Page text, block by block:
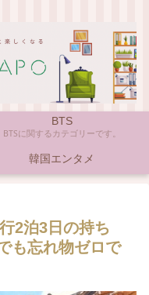
BTS
BTSに関するカテゴリーです。
韓国エンタメ
2泊3日の持ち
も忘れ物ゼロで